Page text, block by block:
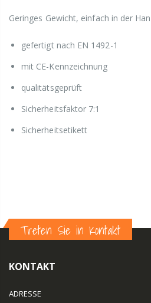
Geringes Gewicht, einfach in der
gefertigt nach EN 1492-1
mit CE-Kennzeichnung
qualitätsgeprüft
Sicherheitsfaktor 7:1
Sicherheitsetikett
Treten Sie in Kontakt
KONTAKT
ADRESSE